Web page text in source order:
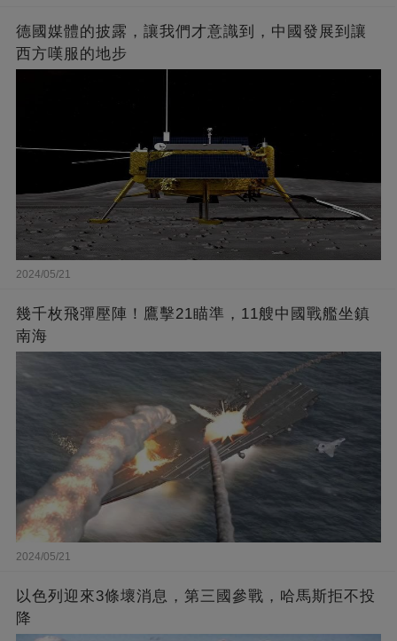
德國媒體的披露，讓我們才意識到，中國發展到讓
西方嘆服的地步
2024/05/21
幾千枚飛彈壓陣！鷹擊21瞄準，11艘中國戰艦坐鎮
南海
2024/05/21
以色列迎來3條壞消息，第三國參戰，哈馬斯拒不投
降